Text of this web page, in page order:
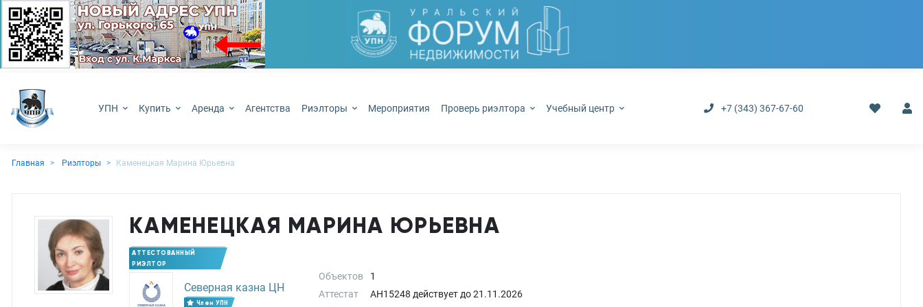
УПН Купить Аренда Агентства Риэлторы Мероприятия Проверь риэлтора Учебный центр +7 (343) 367-67-60
Главная Риэлторы Каменецкая Марина Юрьевна
КАМЕНЕЦКАЯ МАРИНА ЮРЬЕВНА
АТТЕСТОВАННЫЙ
РИЭЛТОР
Северная казна ЦН
Член УПН
Объектов
1
Аттестат
АН15248 действует до21.11.2026